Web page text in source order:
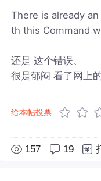
There is already
th this Command
还是 这个错误、
很是郁闷 看了网上
给本帖投票
157 19